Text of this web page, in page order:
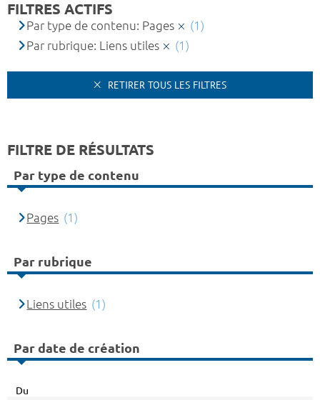
FILTRES ACTIFS
Par type de contenu: Pages
(1)
Par rubrique: Liens utiles
(1)
RETIRER TOUS LES FILTRES
FILTRE DE RÉSULTATS
Par type de contenu
Pages (1)
Par rubrique
Liens utiles (1)
Par date de création
Du